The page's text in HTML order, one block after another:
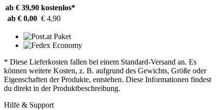
ab € 39,90 kostenlos*
ab € 0,00 € 4,90
* Diese Lieferkosten fallen bei einem Standard-Versand an. Es
können weitere Kosten, z. B. aufgrund des Gewichts, Größe oder
Eigenschaften der Produkte, entstehen. Diese Informationen findest
du direkt in der Produktbeschreibung.
Hilfe & Support